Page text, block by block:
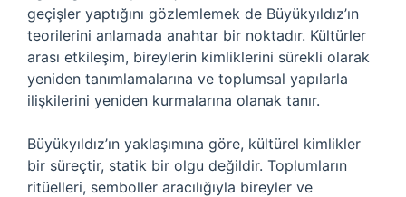
geçişler yaptığını gözlemlemek de Büyükyıldız’ın
teorilerini anlamada anahtar bir noktadır. Kültürler
arası etkileşim, bireylerin kimliklerini sürekli olarak
yeniden tanımlamalarına ve toplumsal yapılarla
ilişkilerini yeniden kurmalarına olanak tanır.
Büyükyıldız’ın yaklaşımına göre, kültürel kimlikler
bir süreçtir, statik bir olgu değildir. Toplumların
ritüelleri, semboller aracılığıyla bireyler ve